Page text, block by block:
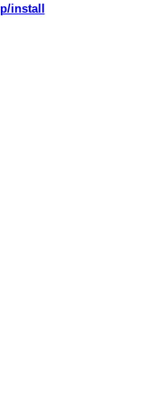
install